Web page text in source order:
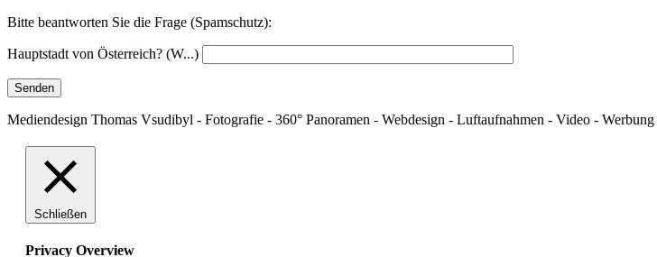
Bitte beantworten Sie die Frage (Spamschutz):
Hauptstadt von Österreich? (W...)
Mediendesign Thomas Vsudibyl - Fotografie - 360° Panoramen - Webdesign - Luftaufnahmen - Video -
Schließen
Privacy Overview